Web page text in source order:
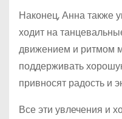
Наконец, Анна также
ходит на
движением и ритмом
поддерживать
привносят радость и
Все эти увлечения и